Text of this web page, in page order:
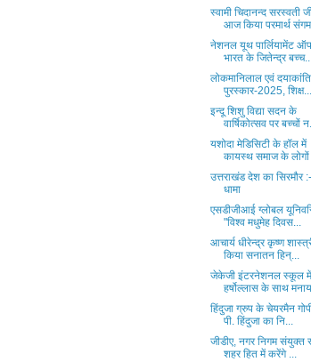
स्वामी चिदानन्द सरस्वती
आज किया परमार्थ
नेशनल यूथ पार्लियामेंट
भारत के जितेन्द्र
लोकमानिलाल एवं
पुरस्कार-2025, शिक्ष...
इन्दू शिशु विद्या सदन के
वार्षिकोत्सव पर बच्चों
यशोदा मेडिसिटी के हॉल में
कायस्थ समाज के लोगों
उत्तराखंड देश का सिरमौर
धामा
एसडीजीआई ग्लोबल
"विश्व मधुमेह दिवस...
आचार्य धीरेन्द्र कृष्ण
किया सनातन हिन्...
जेकेजी इंटरनेशनल स्कूल
हर्षोल्लास के साथ
हिंदुजा ग्रुप के चेयरमैन
पी. हिंदुजा का नि...
जीडीए, नगर निगम संयुक्त
शहर हित में करेंगे ...